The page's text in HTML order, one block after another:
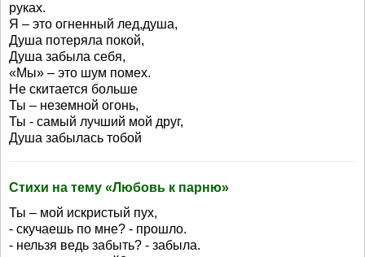
руках.
Я – это огненный лед,душа,
Душа потеряла покой,
Душа забыла себя,
«Мы» – это шум помех.
Не скитается больше
Ты – неземной огонь,
Ты - самый лучший мой друг,
Душа забылась тобой
Стихи на тему «Любовь к парню»
Ты – мой искристый пух,
- скучаешь по мне? - прошло.
- нельзя ведь забыть? - забыла.